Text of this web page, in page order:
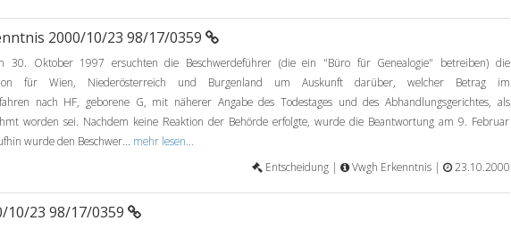
2000/10/23 98/17/0359
30. Oktober 1997 ersuchten die Beschwerdeführer (die ein "Büro für Genealogie" betreiben) die
für Wien, Niederösterreich und Burgenland um Auskunft darüber, welcher Betrag im
nach HF, geborene G, mit näherer Angabe des Todestages und des Abhandlungsgerichtes, als
worden sei. Nachdem keine Reaktion der Behörde erfolgte, wurde die Beantwortung am 9. Februar
wurde den Beschwer... mehr lesen...
Entscheidung |
Vwgh Erkenntnis | 23.10.2000
10/23 98/17/0359